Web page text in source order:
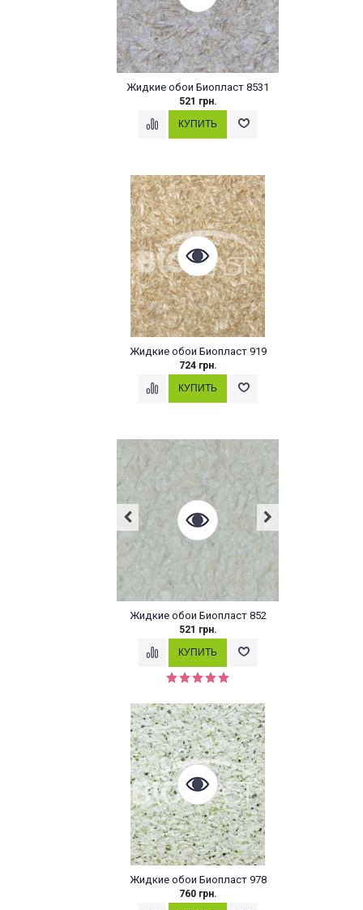
Жидкие обои Биопласт 8531
521 грн.
Жидкие обои Биопласт 919
724 грн.
Жидкие обои Биопласт 852
521 грн.
Жидкие обои Биопласт 978
760 грн.